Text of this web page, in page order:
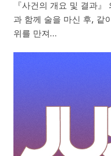
『사건의 개요 및 결과
과 함께 술을 마신 후, 같
위를 만져…